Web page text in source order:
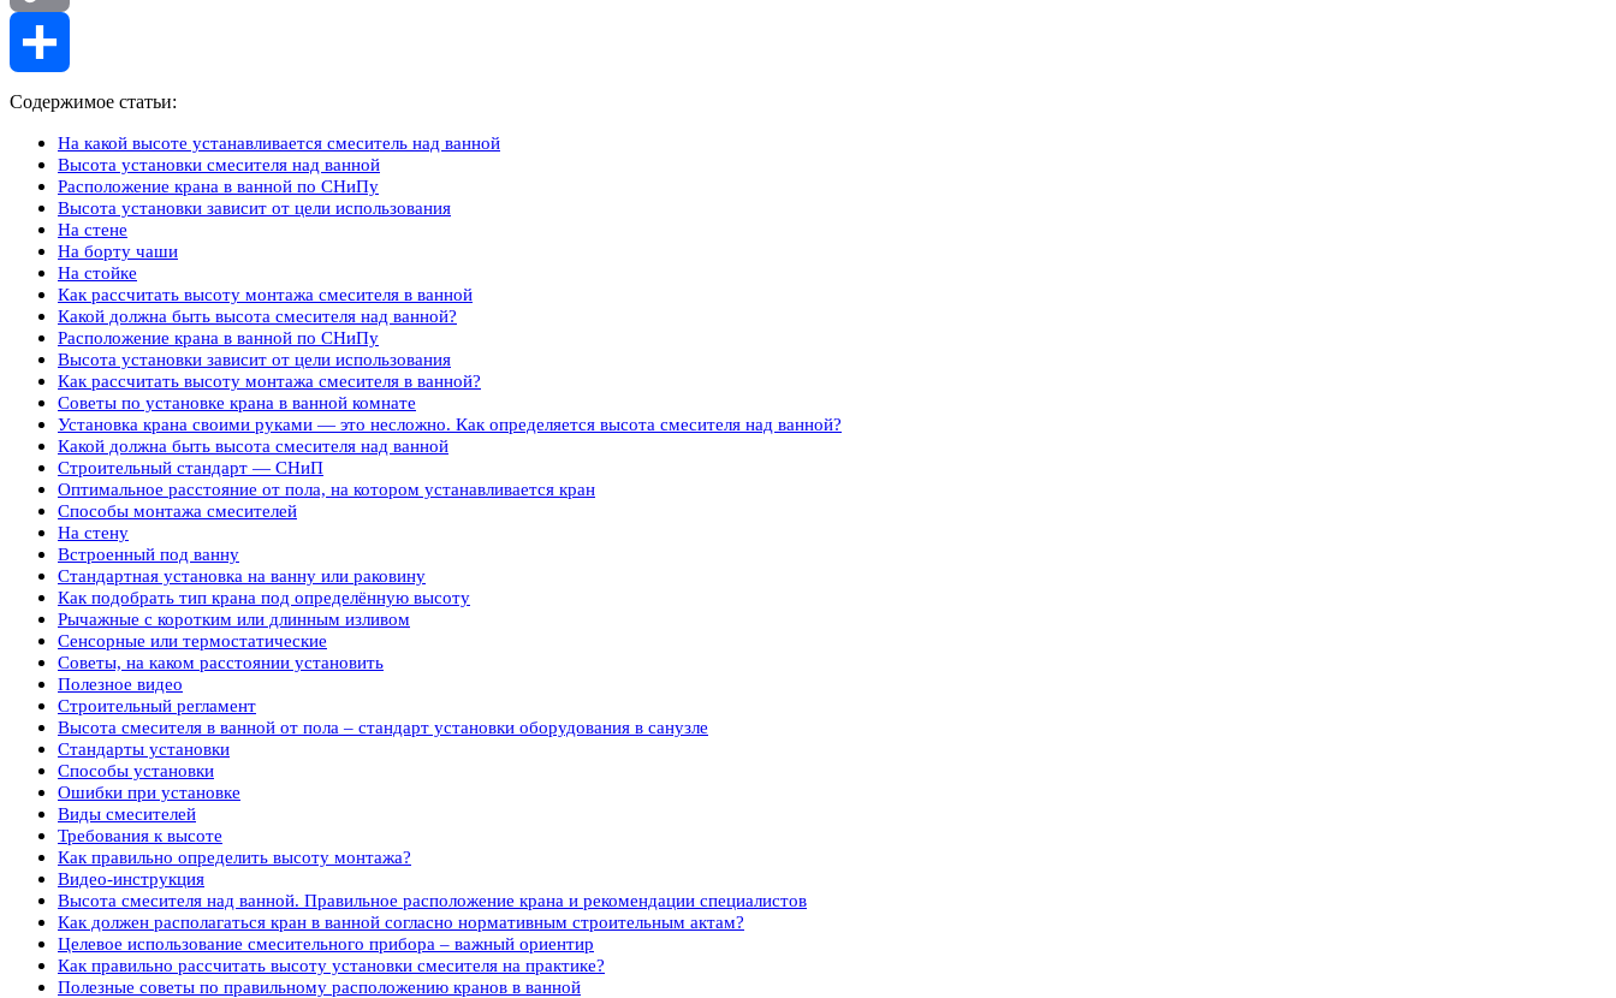
Copy
Link
Отправить
Содержимое статьи:
На какой высоте устанавливается смеситель над ванной
Высота установки смесителя над ванной
Расположение крана в ванной по СНиПу
Высота установки зависит от цели использования
На стене
На борту чаши
На стойке
Как рассчитать высоту монтажа смесителя в ванной
Какой должна быть высота смесителя над ванной?
Расположение крана в ванной по СНиПу
Высота установки зависит от цели использования
Как рассчитать высоту монтажа смесителя в ванной?
Советы по установке крана в ванной комнате
Установка крана своими руками — это несложно. Как определяется высота смесителя над ванной?
Какой должна быть высота смесителя над ванной
Строительный стандарт — СНиП
Оптимальное расстояние от пола, на котором устанавливается кран
Способы монтажа смесителей
На стену
Встроенный под ванну
Стандартная установка на ванну или раковину
Как подобрать тип крана под определённую высоту
Рычажные с коротким или длинным изливом
Сенсорные или термостатические
Советы, на каком расстоянии установить
Полезное видео
Строительный регламент
Высота смесителя в ванной от пола – стандарт установки оборудования в санузле
Стандарты установки
Способы установки
Ошибки при установке
Виды смесителей
Требования к высоте
Как правильно определить высоту монтажа?
Видео-инструкция
Высота смесителя над ванной. Правильное расположение крана и рекомендации специалистов
Как должен располагаться кран в ванной согласно нормативным строительным актам?
Целевое использование смесительного прибора – важный ориентир
Как правильно рассчитать высоту установки смесителя на практике?
Полезные советы по правильному расположению кранов в ванной